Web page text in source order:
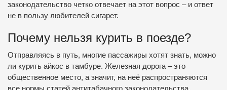
законодательство четко отвечает на этот вопрос – и ответ
не в пользу любителей сигарет.
Почему нельзя курить в поезде?
Отправляясь в путь, многие пассажиры хотят знать, можно
ли курить айкос в тамбуре. Железная дорога – это
общественное место, а значит, на неё распространяются